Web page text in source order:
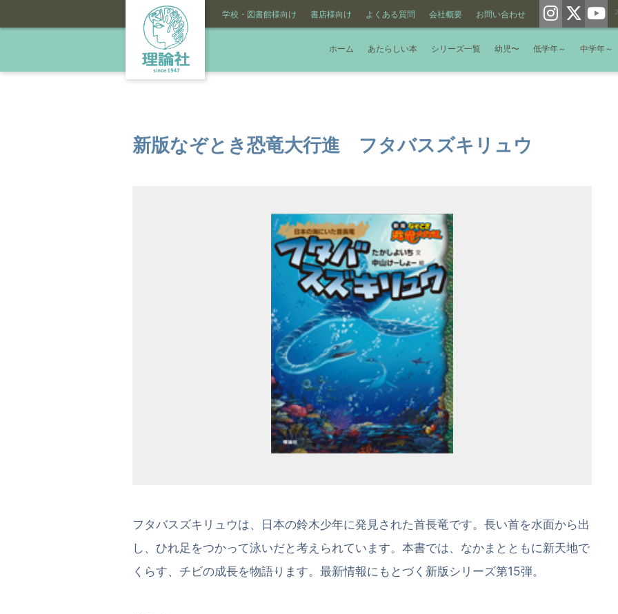
学校・図書館様向け 書店様向け よくある質問 会社概要 お問い合わせ
ホーム あたらしい本 シリーズ一覧 幼児〜 低学年～ 中学年～
新版なぞとき恐竜大行進 フタバスズキリュウ
フタバスズキリュウは、日本の鈴木少年に発見された首長竜です。長い首を水面から出
し、ひれ足をつかって泳いだと考えられています。本書では、なかまとともに新天地で
くらす、チビの成長を物語ります。最新情報にもとづく新版シリーズ第15弾。